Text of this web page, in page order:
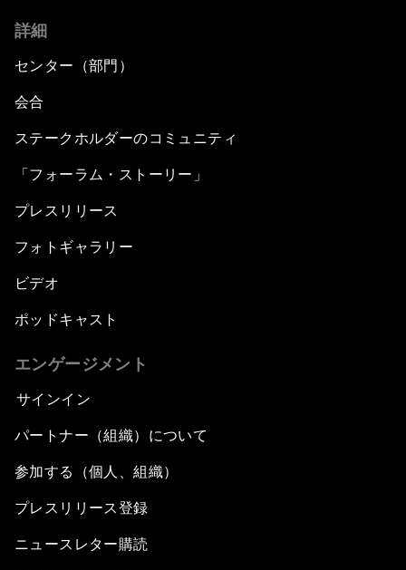
詳細
センター（部門）
会合
ステークホルダーのコミュニティ
「フォーラム・ストーリー」
プレスリリース
フォトギャラリー
ビデオ
ポッドキャスト
エンゲージメント
サインイン
パートナー（組織）について
参加する（個人、組織）
プレスリリース登録
ニュースレター購読